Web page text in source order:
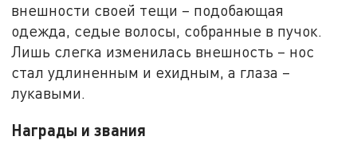
внешности своей тещи – подобающая
одежда, седые волосы, собранные в пучок.
Лишь слегка изменилась внешность – нос
стал удлиненным и ехидным, а глаза –
лукавыми.
Награды и звания